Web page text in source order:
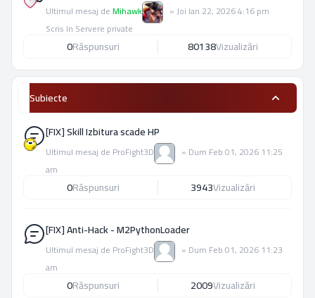
Ultimul mesaj deMihawk » Joi Ian 22, 2026 4:16 pm
Scris în Servere private
0Răspunsuri 80138Vizualizări
Subiecte
[FIX] Skill Izbitura scade HP
Ultimul mesaj de ProFight3D » Dum Feb 01, 2026 11:25
am
0Răspunsuri 3943Vizualizări
[FIX] Anti-Hack - M2PythonLoader
Ultimul mesaj de ProFight3D » Dum Feb 01, 2026 11:23
am
0Răspunsuri 2009Vizualizări